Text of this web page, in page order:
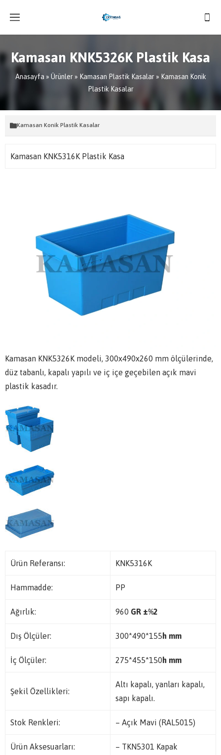
Kamasan KNK5326K Plastik Kasa
Anasayfa » Ürünler» Kamasan Plastik Kasalar» Kamasan Konik
Plastik Kasalar
Kamasan Konik Plastik Kasalar
Kamasan KNK5316K Plastik Kasa
Kamasan KNK5326K modeli, 300x490x260 mm ölçülerinde,
düz tabanlı, kapalı yapılı ve iç içe geçebilen açık mavi
plastik kasadır.
Ürün Referansı: KNK5316K
Hammadde: PP
Ağırlık: 960 GR ±%2
Dış Ölçüler: 300*490*155h mm
İç Ölçüler: 275*455*150h mm
Şekil Özellikleri:
Altı kapalı, yanları kapalı,
sapı kapalı.
Stok Renkleri: – Açık Mavi (RAL5015)
Ürün Aksesuarları: – TKN5301 Kapak